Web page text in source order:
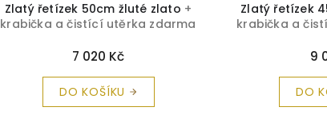
Zlatý řetízek 50cm žluté zlato +
krabička a čistící utěrka zdarma
7 020 Kč
DO KOŠÍKU
Zlatý řetízek
krabička a
9
DO